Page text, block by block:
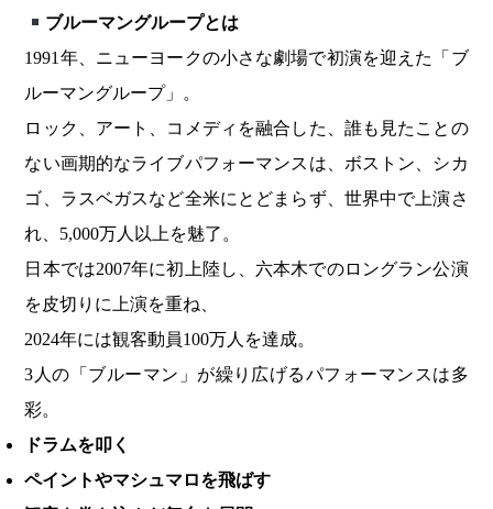
ブルーマングループとは
1991年、ニューヨークの小さな劇場で初演を迎えた「ブ
ルーマングループ」。
ロック、アート、コメディを融合した、誰も見たことの
ない画期的なライブパフォーマンスは、ボストン、シカ
ゴ、ラスベガスなど全米にとどまらず、世界中で上演さ
れ、5,000万人以上を魅了。
日本では2007年に初上陸し、六本木でのロングラン公演
を皮切りに上演を重ね、
2024年には観客動員100万人を達成。
3人の「ブルーマン」が繰り広げるパフォーマンスは多
彩。
ドラムを叩く
ペイントやマシュマロを飛ばす